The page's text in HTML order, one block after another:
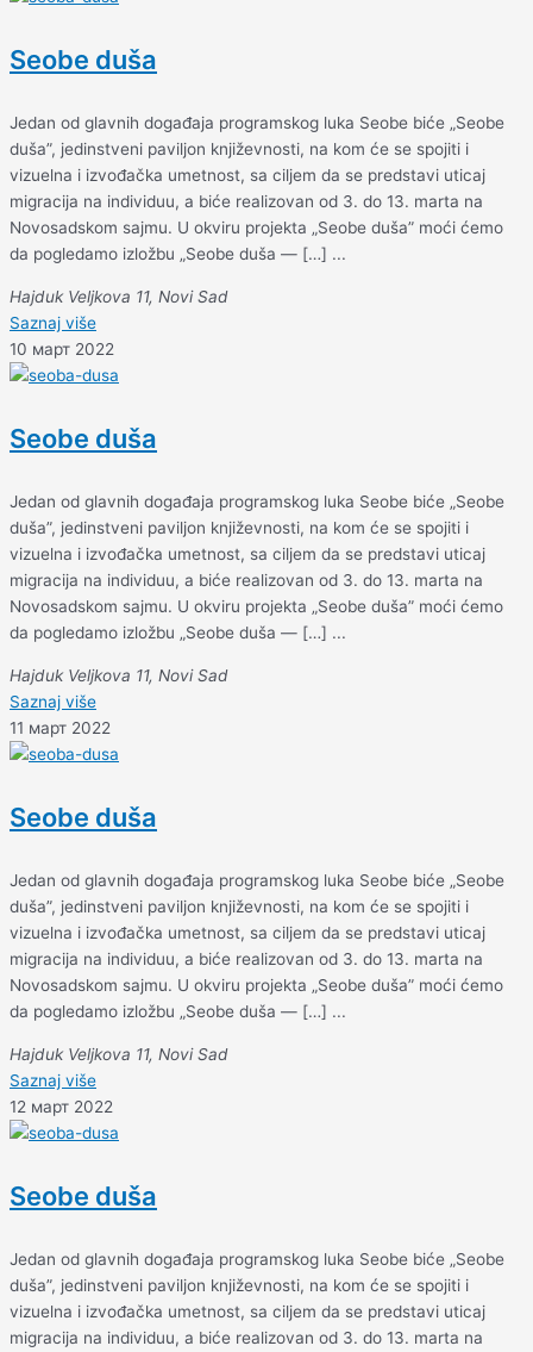
Seobe duša
Jedan od glavnih događaja programskog luka Seobe biće „Seobe
duša”, jedinstveni paviljon književnosti, na kom će se spojiti i
vizuelna i izvođačka umetnost, sa ciljem da se predstavi uticaj
migracija na individuu, a biće realizovan od 3. do 13. marta na
Novosadskom sajmu. U okviru projekta „Seobe duša” moći ćemo
da pogledamo izložbu „Seobe duša — […] ...
Hajduk Veljkova 11, Novi Sad
Saznaj više
10 март 2022
Seobe duša
Jedan od glavnih događaja programskog luka Seobe biće „Seobe
duša”, jedinstveni paviljon književnosti, na kom će se spojiti i
vizuelna i izvođačka umetnost, sa ciljem da se predstavi uticaj
migracija na individuu, a biće realizovan od 3. do 13. marta na
Novosadskom sajmu. U okviru projekta „Seobe duša” moći ćemo
da pogledamo izložbu „Seobe duša — […] ...
Hajduk Veljkova 11, Novi Sad
Saznaj više
11 март 2022
Seobe duša
Jedan od glavnih događaja programskog luka Seobe biće „Seobe
duša”, jedinstveni paviljon književnosti, na kom će se spojiti i
vizuelna i izvođačka umetnost, sa ciljem da se predstavi uticaj
migracija na individuu, a biće realizovan od 3. do 13. marta na
Novosadskom sajmu. U okviru projekta „Seobe duša” moći ćemo
da pogledamo izložbu „Seobe duša — […] ...
Hajduk Veljkova 11, Novi Sad
Saznaj više
12 март 2022
Seobe duša
Jedan od glavnih događaja programskog luka Seobe biće „Seobe
duša”, jedinstveni paviljon književnosti, na kom će se spojiti i
vizuelna i izvođačka umetnost, sa ciljem da se predstavi uticaj
migracija na individuu, a biće realizovan od 3. do 13. marta na